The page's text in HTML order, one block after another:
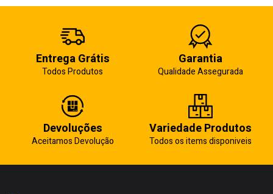
Entrega Grátis
Todos Produtos
Garantia
Qualidade Assegurada
Devoluções
Aceitamos Devolução
Variedade Produtos
Todos os items disponiveis